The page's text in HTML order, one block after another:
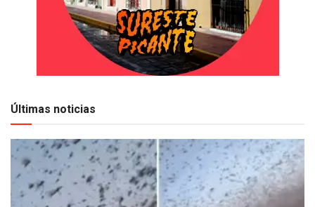
Últimas noticias